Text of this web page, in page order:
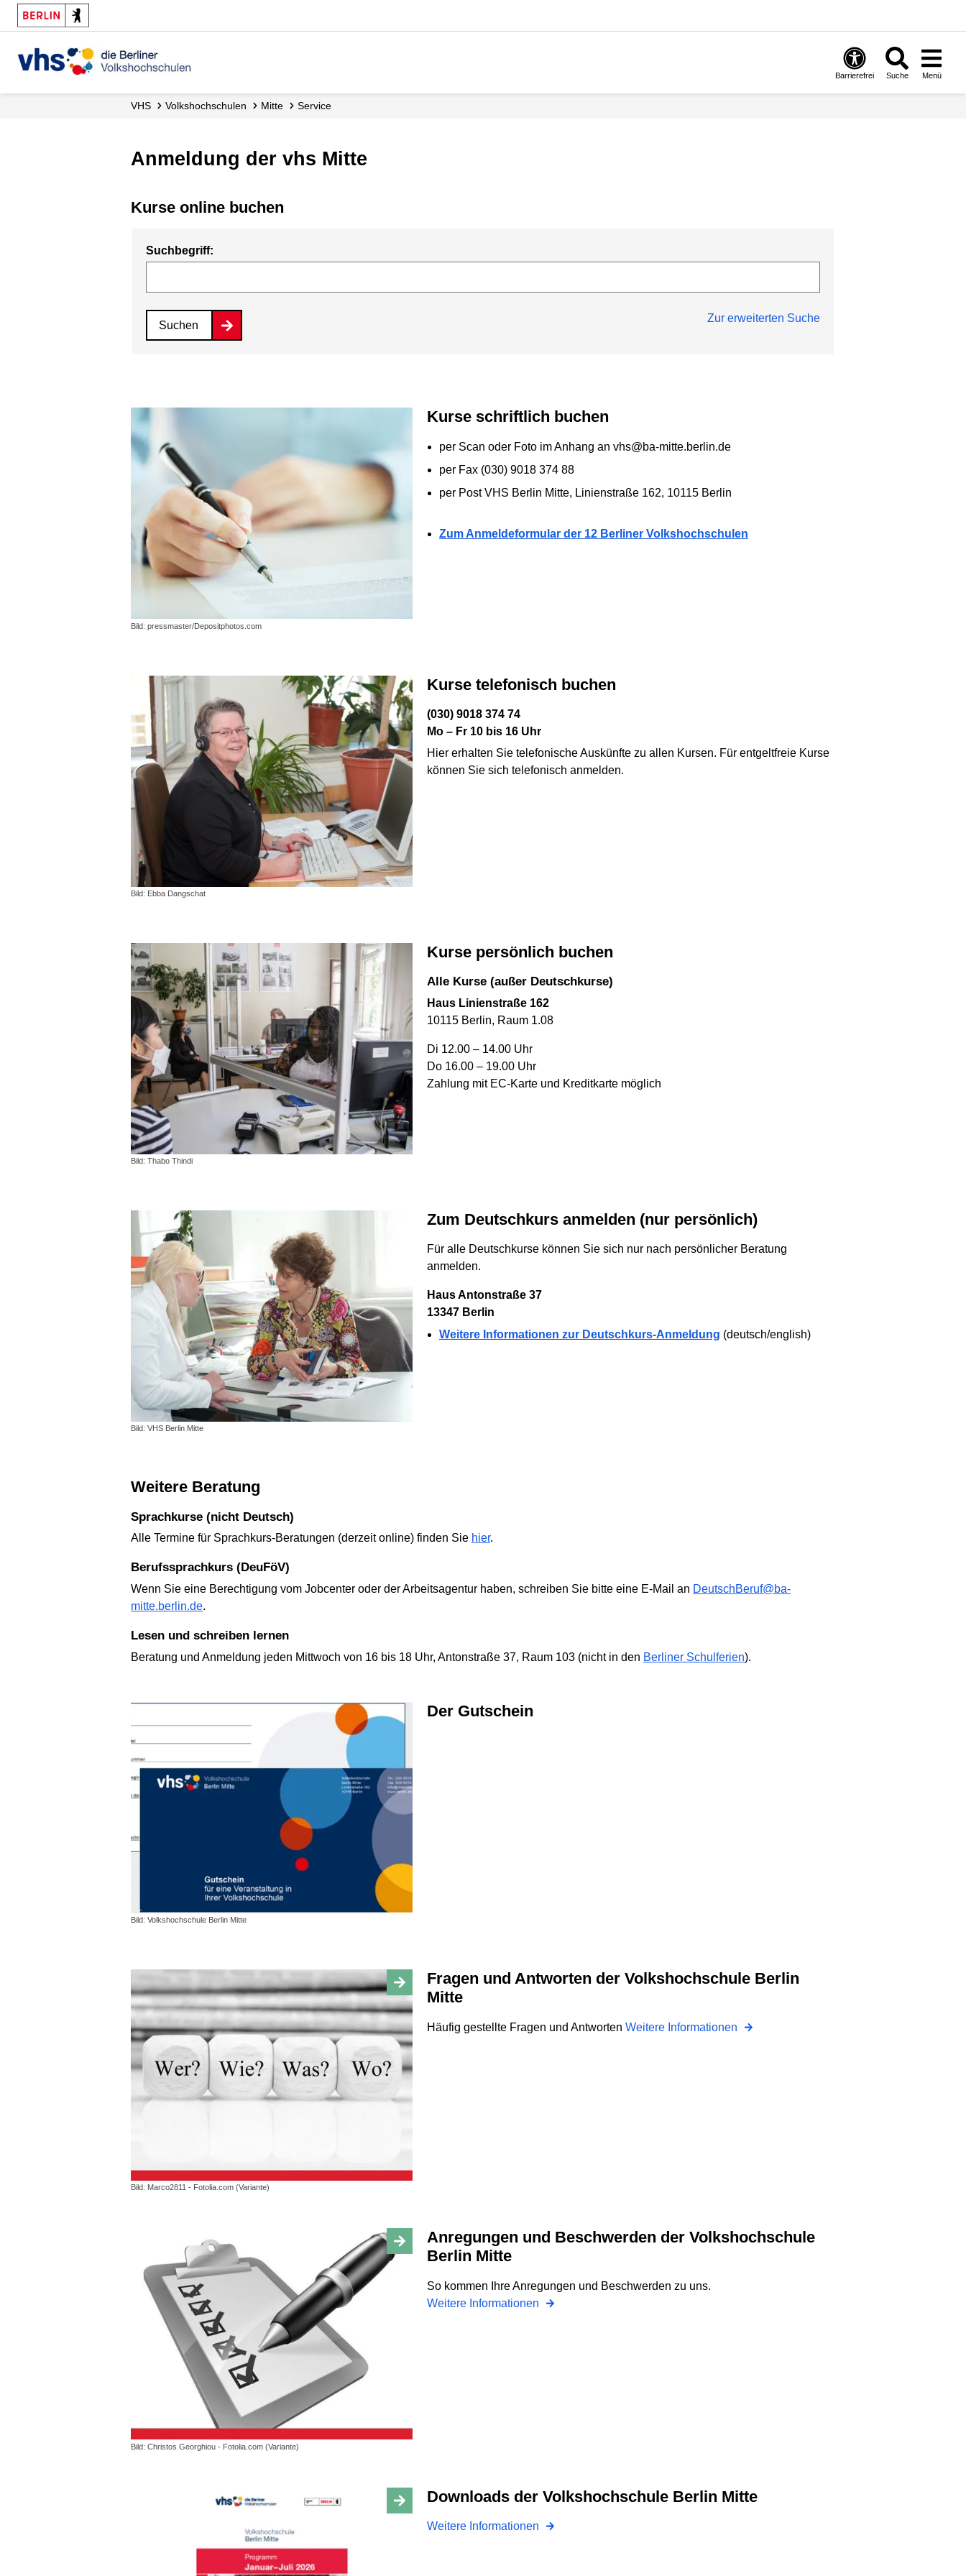
Barrierefrei Suche Menü
VHS Volks­hochschulen Mitte Service
Anmeldung der vhs Mitte
Kurse online buchen
Suchbegriff:
Suchen
Zur erweiterten Suche
Bild: pressmaster/Depositphotos.com
Kurse schriftlich buchen
per Scan oder Foto im Anhang an vhs@ba-mitte.berlin.de
per Fax (030) 9018 374 88
per Post VHS Berlin Mitte, Linienstraße 162, 10115 Berlin
Zum Anmeldeformular der 12 Berliner Volkshochschulen
Bild: Ebba Dangschat
Kurse telefonisch buchen
(030) 9018 374 74
Mo – Fr 10 bis 16 Uhr
Hier erhalten Sie telefonische Auskünfte zu allen Kursen. Für entgeltfreie Kurse
können Sie sich telefonisch anmelden.
Bild: Thabo Thindi
Kurse persönlich buchen
Alle Kurse (außer Deutschkurse)
Haus Linienstraße 162
10115 Berlin, Raum 1.08
Di 12.00 – 14.00 Uhr
Do 16.00 – 19.00 Uhr
Zahlung mit EC-Karte und Kreditkarte möglich
Bild: VHS Berlin Mitte
Zum Deutschkurs anmelden (nur persönlich)
Für alle Deutschkurse können Sie sich nur nach persönlicher Beratung
anmelden.
Haus Antonstraße 37
13347 Berlin
Weitere Informationen zur Deutschkurs-Anmeldung (deutsch/english)
Weitere Beratung
Sprachkurse (nicht Deutsch)
Alle Termine für Sprachkurs-Beratungen (derzeit online) finden Sie hier.
Berufssprachkurs (DeuFöV)
Wenn Sie eine Berechtigung vom Jobcenter oder der Arbeitsagentur haben, schreiben Sie bitte eine E-Mail an DeutschBeruf@ba-
mitte.berlin.de.
Lesen und schreiben lernen
Beratung und Anmeldung jeden Mittwoch von 16 bis 18 Uhr, Antonstraße 37, Raum 103 (nicht in den Berliner Schulferien).
Bild: Volkshochschule Berlin Mitte
Der Gutschein
Bild: Marco2811 - Fotolia.com (Variante)
Fragen und Antworten der Volkshochschule Berlin
Mitte
Häufig gestellte Fragen und Antworten Weitere Informationen
Bild: Christos Georghiou - Fotolia.com (Variante)
Anregungen und Beschwerden der Volkshochschule
Berlin Mitte
So kommen Ihre Anregungen und Beschwerden zu uns.
Weitere Informationen
Downloads der Volkshochschule Berlin Mitte
Weitere Informationen